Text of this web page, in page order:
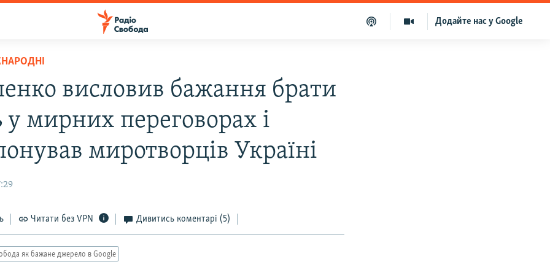
Додайте нас у Google
висловив бажання брати
у мирних переговорах і
миротворців Україні
Читати без VPN Дивитись коментарі (5)
як бажане джерело в Google